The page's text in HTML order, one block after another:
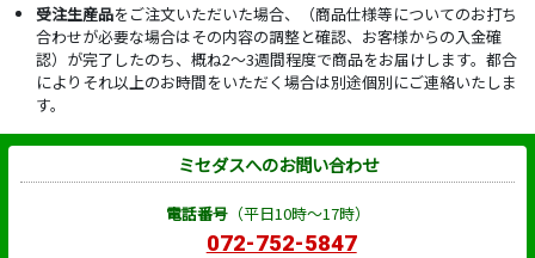
受注生産品をご注文いただいた場合、（商品仕様等についてのお打ち
合わせが必要な場合はその内容の調整と確認、お客様からの入金確
認）が完了したのち、概ね2～3週間程度で商品をお届けします。都合
によりそれ以上のお時間をいただく場合は別途個別にご連絡いたしま
す。
ミセダスへのお問い合わせ
電話番号（平日10時～17時）
072-752-5847